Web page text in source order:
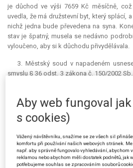
je důchod ve výši 7659 Kč měsíčně,
uvedla, že má družstevní byt, který splácí,
nichž jedna bude převedena na syna.
stav je špatný, musela se nedávno
vyloučeno, aby si k důchodu přivydělávala.
3. Městský soud v napadeném
smyslu § 36 odst. 3 zákona č. 150/2002
majetkových poměrů žadatele. Tyto
neboť vlastní dvě chaty a družstevní byt,
poplatku. Soud jí neklade k tíži
rodiny, ovšem na druhé straně se nelze
dobrých majetkových poměrech
dovolit nechat se ve správním řízení
hodnotu předmětu sporu (dřevěná
Aby web fungoval
s cookies)
Vážený návštěvníku, snažíme se ze všech sil
komfortu při používání našich webových stránek.
např. aby správně fungovalo vyhledávání, abychom
reklamou nebo abychom měli dostatek podnětů, jak
potřebujeme souhlas se zpracováním souborů